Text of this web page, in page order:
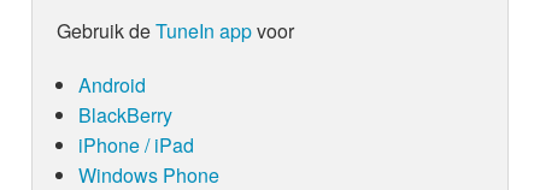
Gebruik deTuneIn appvoor
Android
BlackBerry
iPhone / iPad
Windows Phone